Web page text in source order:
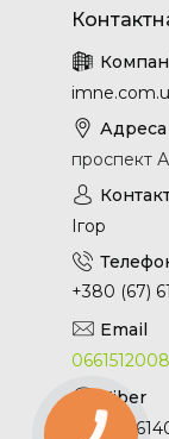
проспект
Ігор
+380 (67)